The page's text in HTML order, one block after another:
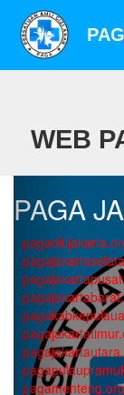
WEB
PAGA
pagamenteng.org